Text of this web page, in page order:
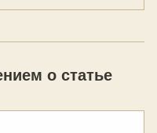
о статье